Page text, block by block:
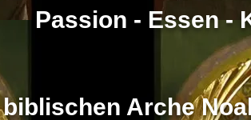
Passion - Essen -
Arche